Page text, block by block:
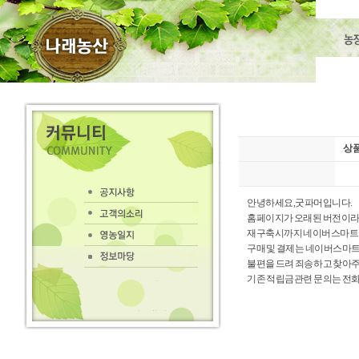
상
안녕하세요,굿파머입니다.
홈페이지가 오래된 버전이
재구축시까지 네이버스마
구매 및 결제는 네이버스마
불편을 드려 죄송하고 찾아
기존 적립금관련 문의는 전